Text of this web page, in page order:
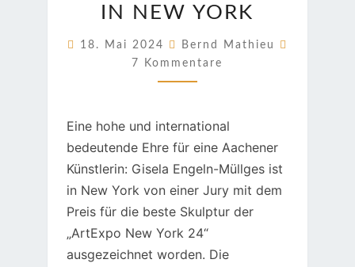
IN
YORK
IN NEW YORK
18. Mai 2024 Bernd Mathieu
7 Kommentare
Eine hohe und international
bedeutende Ehre für eine Aachener
Künstlerin: Gisela Engeln-Müllges ist
in New York von einer Jury mit dem
Preis für die beste Skulptur der
„ArtExpo New York 24“
ausgezeichnet worden. Die